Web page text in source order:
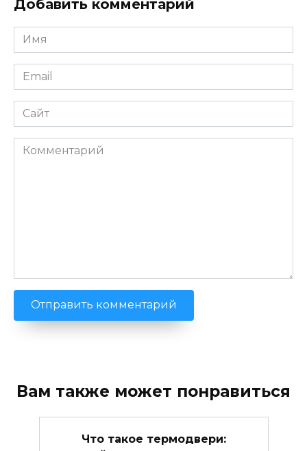
Добавить комментарий
Имя
*
Email
*
Сайт
Комментарий
Вам также может понравиться
Что такое термодвери: